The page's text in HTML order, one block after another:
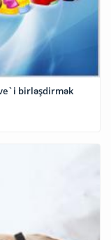
birləşdirmək